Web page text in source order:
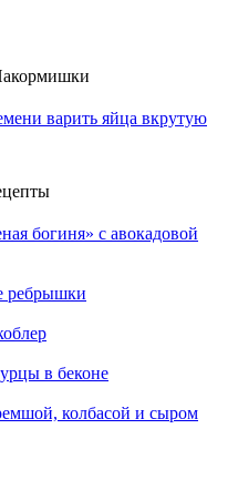
варить яйца вкрутую
богиня» с авокадовой
ребрышки
в беконе
колбасой и сыром